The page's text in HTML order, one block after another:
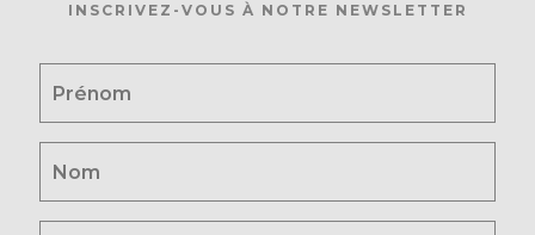
INSCRIVEZ-VOUS À NOTRE NEWSLETTER